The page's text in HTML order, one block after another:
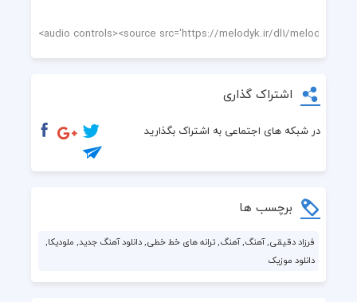
اشتراک گذاری
در شبکه های اجتماعی به اشتراک بگذارید
برچسب ها
فرزاد دقیقی, آهنگ, آهنگ, ترانه های خط خطی, دانلود آهنگ جدید, ملودیکا,
دانلود موزیک